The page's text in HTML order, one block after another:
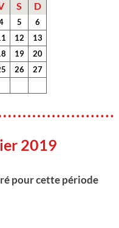
S D
5
6
12
13
19
20
26
27
2019
pour cette période